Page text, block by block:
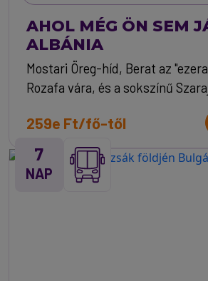
AHOL MÉG ÖN SEM
ALBÁNIA
Mostari Öreg-híd, Berat az
Rozafa vára, és a sokszínű
259e Ft/fő-től
7
NAP